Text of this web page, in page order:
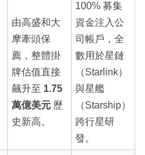
由高盛和大
摩牽頭保
薦，整體掛
牌估值直接
飆升至 1.75
萬億美元歷
史新高。
100% 募集
資金注入公
司帳戶，全
數用於星鏈
（Starlink）
與星艦
（Starship）
跨行星研
發。